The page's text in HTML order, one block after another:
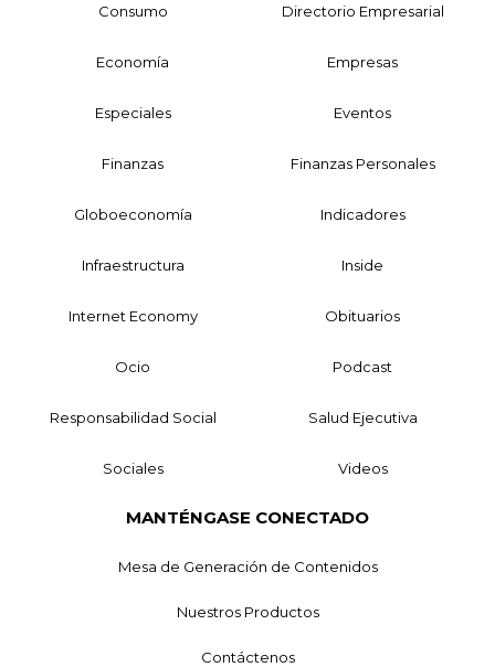
Consumo Directorio Empresarial
Economía Empresas
Especiales Eventos
Finanzas Finanzas Personales
Globoeconomía Indicadores
Infraestructura Inside
Internet Economy Obituarios
Ocio Podcast
Responsabilidad Social Salud Ejecutiva
Sociales Videos
MANTÉNGASE CONECTADO
Mesa de Generación de Contenidos
Nuestros Productos
Contáctenos